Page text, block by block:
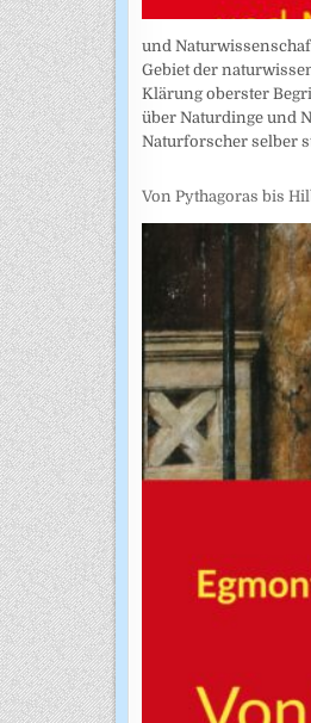
und
Gebiet der
Klärung oberster
über Naturdinge und
Naturforscher selber
Von Pythagoras bis